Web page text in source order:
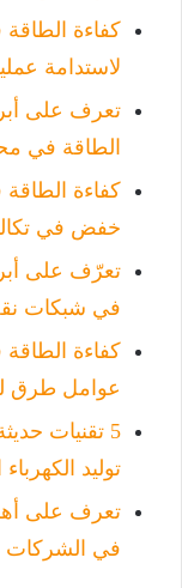
لاستدامة
الطاقة في
خفض في
في شبكات
عوامل طرق
5 تقنيات
توليد الكهرباء
في الشركات